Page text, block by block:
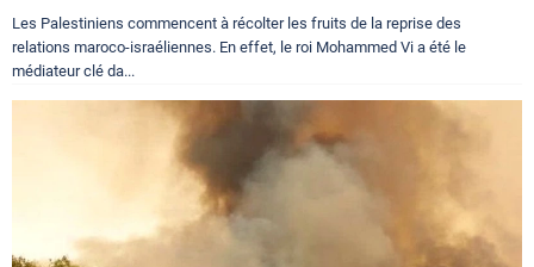
Les Palestiniens commencent à récolter les fruits de la reprise des
relations maroco-israéliennes. En effet, le roi Mohammed Vi a été le
médiateur clé da...